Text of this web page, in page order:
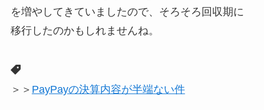
を増やしてきていましたので、そろそろ回収期に
移行したのかもしれませんね。
＞＞ PayPayの決算内容が半端ない件